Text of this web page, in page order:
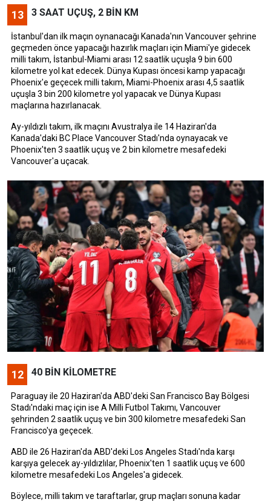
13 3 SAAT UÇUŞ, 2 BİN KM
İstanbul'dan ilk maçın oynanacağı Kanada'nın Vancouver şehrine
geçmeden önce yapacağı hazırlık maçları için Miami'ye gidecek
milli takım, İstanbul-Miami arası 12 saatlik uçuşla 9 bin 600
kilometre yol kat edecek. Dünya Kupası öncesi kamp yapacağı
Phoenix'e geçecek milli takım, Miami-Phoenix arası 4,5 saatlik
uçuşla 3 bin 200 kilometre yol yapacak ve Dünya Kupası
maçlarına hazırlanacak.
Ay-yıldızlı takım, ilk maçını Avustralya ile 14 Haziran'da
Kanada'daki BC Place Vancouver Stadı'nda oynayacak ve
Phoenix'ten 3 saatlik uçuş ve 2 bin kilometre mesafedeki
Vancouver'a uçacak.
12 40 BİN KİLOMETRE
Paraguay ile 20 Haziran'da ABD'deki San Francisco Bay Bölgesi
Stadı'ndaki maç için ise A Milli Futbol Takımı, Vancouver
şehrinden 2 saatlik uçuş ve bin 300 kilometre mesafedeki San
Francisco'ya geçecek.
ABD ile 26 Haziran'da ABD'deki Los Angeles Stadı'nda karşı
karşıya gelecek ay-yıldızlılar, Phoenix'ten 1 saatlik uçuş ve 600
kilometre mesafedeki Los Angeles'a gidecek.
Böylece, milli takım ve taraftarlar, grup maçları sonuna kadar